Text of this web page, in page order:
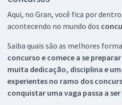
Aqui, no Gran, você fica por
acontecendo no mundo dos
Saiba quais são as melhores
concurso e comece a se
muita dedicação, disciplina e
experientes no ramo dos
conquistar uma vaga passa a